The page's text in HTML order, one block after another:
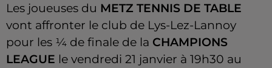
Les joueuses du METZ TENNIS DE TABLE
vont affronter le club de Lys-Lez-Lannoy
pour les 1⁄4 de finale de la CHAMPIONS
LEAGUE le vendredi 21 janvier à 19h30 au